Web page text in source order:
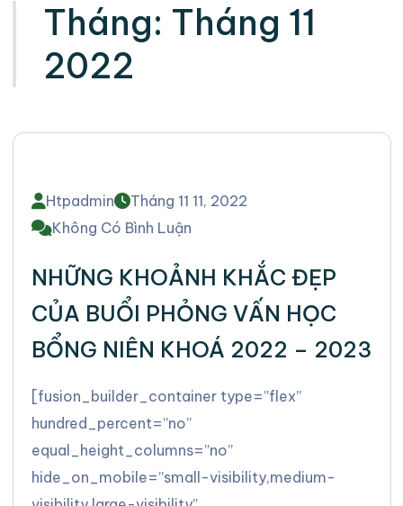
Tháng: Tháng 11
2022
Htpadmin
Tháng 11 11, 2022
Không Có Bình Luận
NHỮNG KHOẢNH KHẮC ĐẸP
CỦA BUỔI PHỎNG VẤN HỌC
BỔNG NIÊN KHOÁ 2022 – 2023
[fusion_builder_container type=”flex”
hundred_percent=”no”
equal_height_columns=”no”
hide_on_mobile=”small-visibility,medium-